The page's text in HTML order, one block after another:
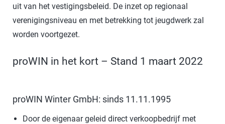
uit van het vestigingsbeleid. De inzet op regionaal
verenigingsniveau en met betrekking tot jeugdwerk zal
worden voortgezet.
proWIN in het kort – Stand 1 maart 2022
proWIN Winter GmbH: sinds 11.11.1995
Door de eigenaar geleid direct verkoopbedrijf met